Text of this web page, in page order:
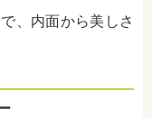
、内面から美しさ